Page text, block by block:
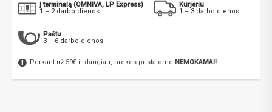
Į terminalą (OMNIVA, LP Express)
1 – 2 darbo dienos
Kurjeriu
1 – 3 darbo dienos
Paštu
3 – 6 darbo dienos
Perkant už 59€ ir daugiau, prekes pristatome NEMOKAMAI!